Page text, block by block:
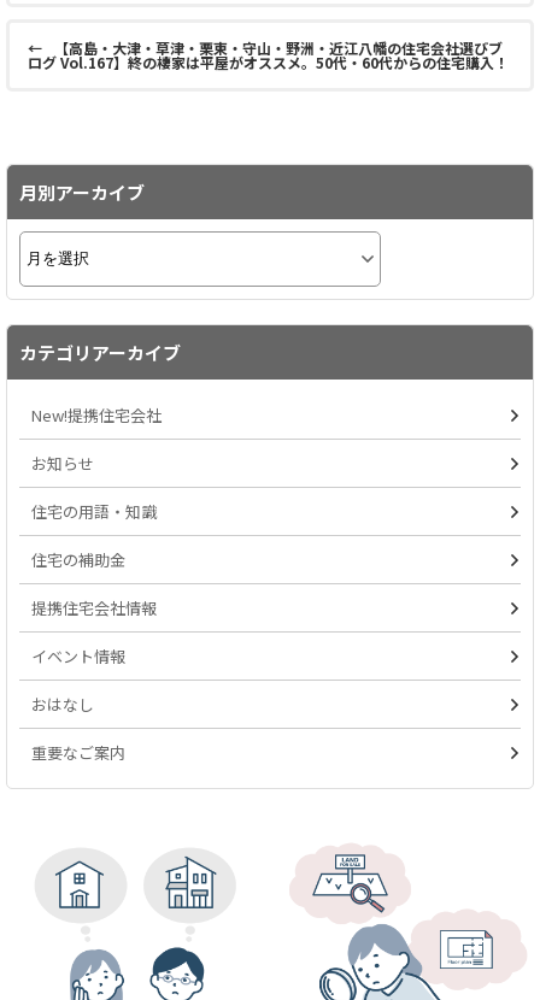
← 【高島・大津・草津・栗東・守山・野洲・近江八幡の住宅会社選びブ
ログ Vol.167】終の棲家は平屋がオススメ。50代・60代からの住宅購入！
月別アーカイブ
カテゴリアーカイブ
New!提携住宅会社
お知らせ
住宅の用語・知識
住宅の補助金
提携住宅会社情報
イベント情報
おはなし
重要なご案内